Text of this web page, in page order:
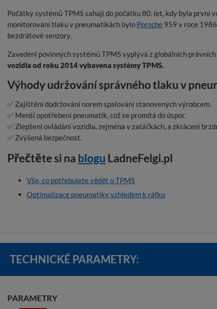
Počátky systémů TPMS sahají do počátku 80. let, kdy byla
monitorování tlaku v pneumatikách bylo Porsche 959 v roce
bezdrátové senzory.
Zavedení povinných systémů TPMS vyplývá z globálních
vozidla od roku 2014 vybavena systémy TPMS.
Výhody udržování správného tlaku v
✅ Zajištění dodržování norem spalování stanovených výrobcem.
✅ Menší opotřebení pneumatik, což se promítá do úspor.
✅ Zlepšení ovládání vozidla, zejména v zatáčkách, a zkrácení
✅ Zvýšená bezpečnost.
Přečtěte si na blogu LadneFelgi.pl
Vše, co potřebujete vědět o TPMS
Optimalizace pneumatiky vzhledem k ráfku
TECHNICKÉ PARAMETRY:
PARAMETRY